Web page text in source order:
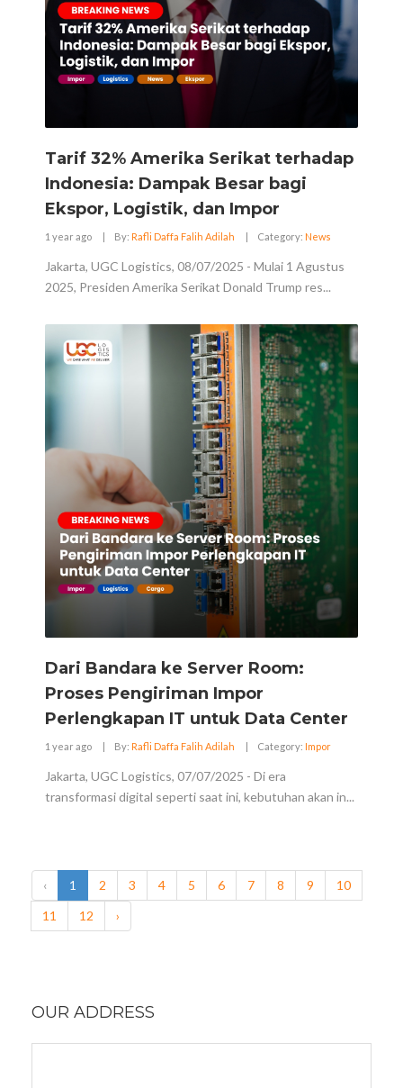
Tarif 32% Amerika Serikat terhadap
Indonesia: Dampak Besar bagi
Ekspor, Logistik, dan Impor
1 year ago | By: Rafli Daffa Falih Adilah | Category: News
Jakarta, UGC Logistics, 08/07/2025 - Mulai 1 Agustus
2025, Presiden Amerika Serikat Donald Trump res...
Dari Bandara ke Server Room:
Proses Pengiriman Impor
Perlengkapan IT untuk Data Center
1 year ago | By: Rafli Daffa Falih Adilah | Category: Impor
Jakarta, UGC Logistics, 07/07/2025 - Di era
transformasi digital seperti saat ini, kebutuhan akan in...
‹ 1 2 3 4 5 6 7 8 9
10
11
12 ›
OUR ADDRESS